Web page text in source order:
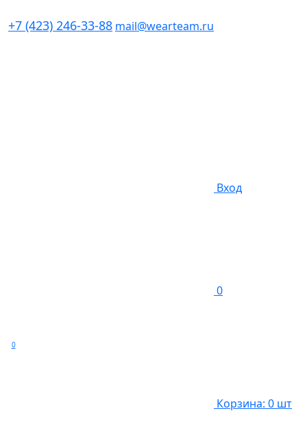
+7 (423) 246-33-88 mail@wearteam.ru
Вход
0
0
Корзина: 0 шт